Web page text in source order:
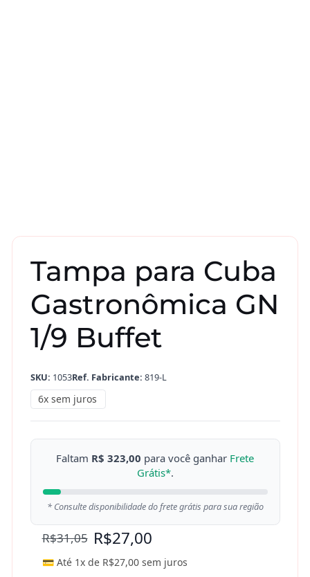
Tampa para Cuba
Gastronômica GN
1/9 Buffet
SKU: 1053Ref. Fabricante: 819-L
6x sem juros
Faltam R$ 323,00 para você ganhar Frete
Grátis*.
* Consulte disponibilidade do frete grátis para sua região
R$31,05 R$27,00
💳 Até 1x de R$27,00sem juros